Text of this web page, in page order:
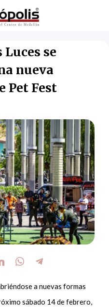
Luces se
nueva
Pet Fest
a nuevas formas
sábado 14 de febrero,